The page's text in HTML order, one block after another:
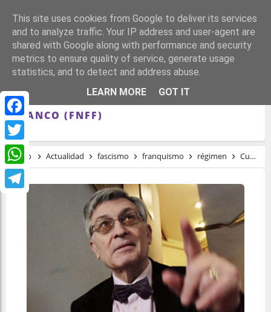
Facebook
Twitter
WhatsApp
CUATRO SUGERENCIAS PARA LA
FUNDACIÓN NACIONAL FRANCISCO
FRANCO (FNFF)
Inicio Actualidad fascismo franquismo régimen Cuatro sugerencias para la Fundación Nacional Francisco Franco (FNFF)
This site uses cookies from Google to deliver its services
and to analyze traffic. Your IP address and user-agent are
shared with Google along with performance and security
metrics to ensure quality of service, generate usage
statistics, and to detect and address abuse.
LEARN MORE
GOT IT